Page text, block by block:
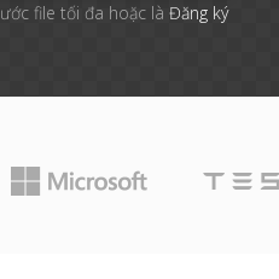
file tối đa hoặc là Đăng ký